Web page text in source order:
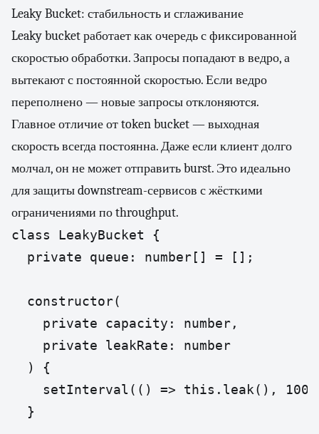
Leaky Bucket: стабильность и сглаживание
Leaky bucket работает как очередь с фиксированной
скоростью обработки. Запросы попадают в ведро, а
вытекают с постоянной скоростью. Если ведро
переполнено — новые запросы отклоняются.
Главное отличие от token bucket — выходная
скорость всегда постоянна. Даже если клиент долго
молчал, он не может отправить burst. Это идеально
для защиты downstream-сервисов с жёсткими
ограничениями по throughput.
class LeakyBucket {
  private queue: number[] = [];
  constructor(
    private capacity: number,
    private leakRate: number
  ) {
setInterval(() => this.leak(),
  }